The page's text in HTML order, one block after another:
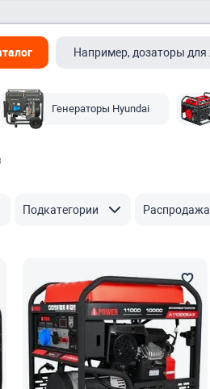
Генераторы Hyundai
Подкатегории Распродажа